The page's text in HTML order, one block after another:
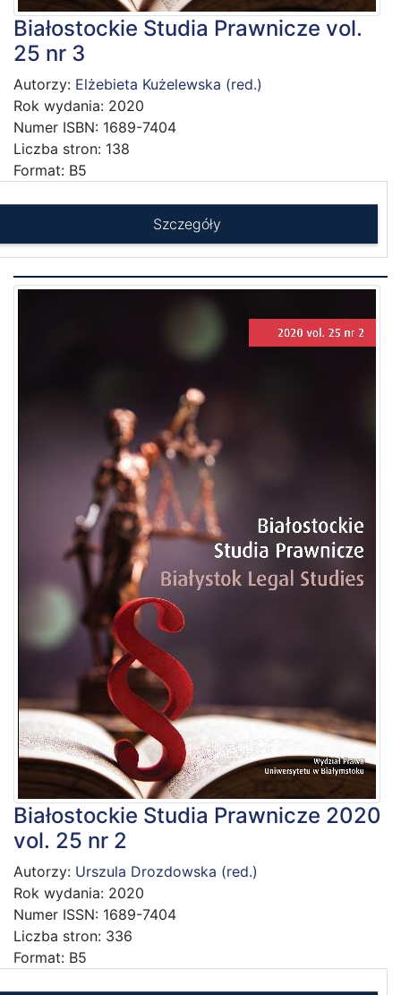
Białostockie Studia Prawnicze vol.
25 nr 3
Autorzy: Elżebieta Kużelewska (red.)
Rok wydania: 2020
Numer ISBN: 1689-7404
Liczba stron: 138
Format: B5
Szczegóły
Białostockie Studia Prawnicze 2020
vol. 25 nr 2
Autorzy: Urszula Drozdowska (red.)
Rok wydania: 2020
Numer ISSN: 1689-7404
Liczba stron: 336
Format: B5